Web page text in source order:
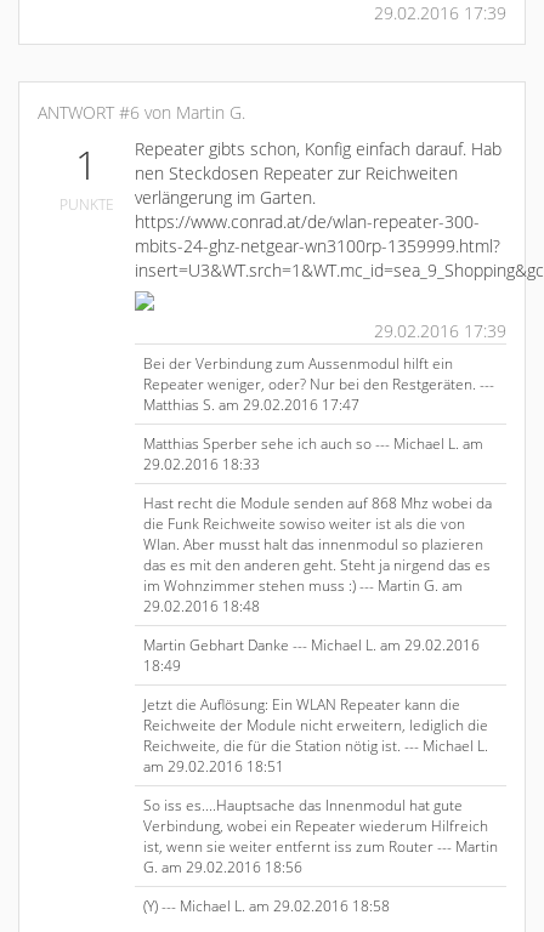
29.02.2016 17:39
ANTWORT #6 von Martin G.
1
PUNKTE
Repeater gibts schon, Konfig einfach darauf. Hab
nen Steckdosen Repeater zur Reichweiten
verlängerung im Garten.
https://www.conrad.at/de/wlan-repeater-300-
mbits-24-ghz-netgear-wn3100rp-1359999.html?
29.02.2016 17:39
Bei der Verbindung zum Aussenmodul hilft ein
Repeater weniger, oder? Nur bei den Restgeräten. ---
Matthias S. am 29.02.2016 17:47
Matthias Sperber sehe ich auch so --- Michael L. am
29.02.2016 18:33
Hast recht die Module senden auf 868 Mhz wobei da
die Funk Reichweite sowiso weiter ist als die von
Wlan. Aber musst halt das innenmodul so plazieren
das es mit den anderen geht. Steht ja nirgend das es
im Wohnzimmer stehen muss :) --- Martin G. am
29.02.2016 18:48
Martin Gebhart Danke --- Michael L. am 29.02.2016
18:49
Jetzt die Auflösung: Ein WLAN Repeater kann die
Reichweite der Module nicht erweitern, lediglich die
Reichweite, die für die Station nötig ist. --- Michael L.
am 29.02.2016 18:51
So iss es....Hauptsache das Innenmodul hat gute
Verbindung, wobei ein Repeater wiederum Hilfreich
ist, wenn sie weiter entfernt iss zum Router --- Martin
G. am 29.02.2016 18:56
(Y) --- Michael L. am 29.02.2016 18:58